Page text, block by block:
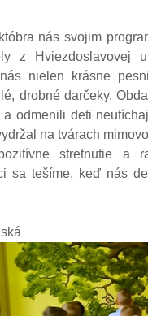
nás svojim
z Hviezdoslavovej
nielen krásne
drobné darčeky.
odmenili deti
na tvárach
stretnutie a
sa tešíme, keď nás